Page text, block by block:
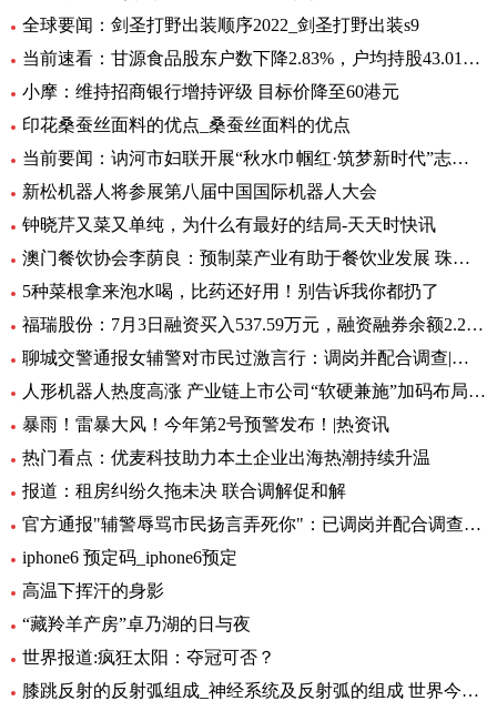
全球要闻：剑圣打野出装顺序2022_剑圣打野出装s9
当前速看：甘源食品股东户数下降2.83%，户均持股43.01万元
小摩：维持招商银行增持评级 目标价降至60港元
印花桑蚕丝面料的优点_桑蚕丝面料的优点
当前要闻：讷河市妇联开展“秋水巾帼红·筑梦新时代”志愿服务活动
新松机器人将参展第八届中国国际机器人大会
钟晓芹又菜又单纯，为什么有最好的结局-天天时快讯
澳门餐饮协会李荫良：预制菜产业有助于餐饮业发展 珠澳要优势互补 焦点
5种菜根拿来泡水喝，比药还好用！别告诉我你都扔了
福瑞股份：7月3日融资买入537.59万元，融资融券余额2.29亿元
聊城交警通报女辅警对市民过激言行：调岗并配合调查|环球快资讯
人形机器人热度高涨 产业链上市公司“软硬兼施”加码布局|环球播资讯
暴雨！雷暴大风！今年第2号预警发布！|热资讯
热门看点：优麦科技助力本土企业出海热潮持续升温
报道：租房纠纷久拖未决 联合调解促和解
官方通报"辅警辱骂市民扬言弄死你"：已调岗并配合调查-当前聚焦
iphone6 预定码_iphone6预定
高温下挥汗的身影
“藏羚羊产房”卓乃湖的日与夜
世界报道:疯狂太阳：夺冠可否？
膝跳反射的反射弧组成_神经系统及反射弧的组成 世界今日讯